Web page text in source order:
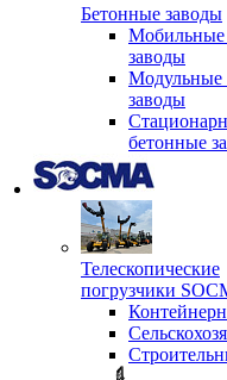
Бетонные заводы
Мобильные
заводы
Модульные
заводы
бетонные
Телескопические
погрузчики